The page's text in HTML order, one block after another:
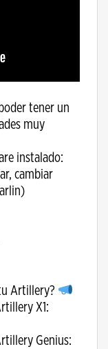
tener un
muy
instalado:
cambiar
Artillery?
X1:
Genius: